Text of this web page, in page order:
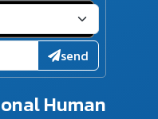
Human
send